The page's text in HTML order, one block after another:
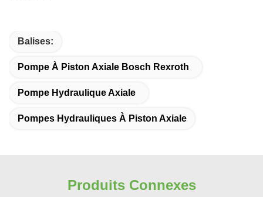
Balises:
Pompe À Piston Axiale Bosch Rexroth
Pompe Hydraulique Axiale
Pompes Hydrauliques À Piston Axiale
Produits Connexes